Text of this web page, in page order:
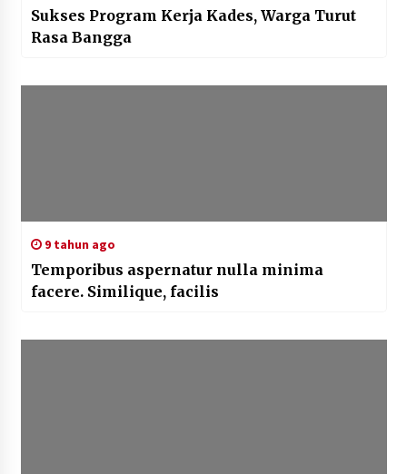
Sukses Program Kerja Kades, Warga Turut
Rasa Bangga
9 tahun ago
Temporibus aspernatur nulla minima
facere. Similique, facilis